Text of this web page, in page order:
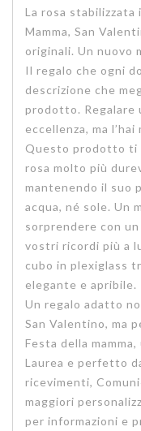
La rosa stabilizzata
Mamma, San
originali. Un nuovo
Il regalo che ogni
descrizione che
prodotto. Regalare
eccellenza, ma
Questo prodotto ti
rosa molto più
mantenendo il suo
acqua, né sole. Un
sorprendere con
vostri ricordi più a
cubo in plexiglass
elegante e apribile.
Un regalo adatto
San Valentino, ma
Festa della
Laurea e perfetto
ricevimenti,
maggiori
per informazioni e